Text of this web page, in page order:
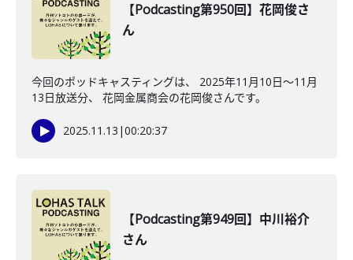
【Podcasting第950回】花岡俊さ
ん
今回のポッドキャスティングは、 2025年11月10日〜11月
13日放送分、 花岡金属商会の花岡俊さんです。
2025.11.13 |00:20:37
【Podcasting第949回】中川裕介
さん